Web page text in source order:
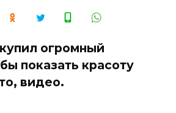
огромный
показать красоту
видео.